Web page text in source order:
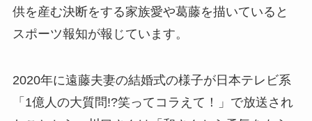
供を産む決断をする家族愛や葛藤を描いていると
スポーツ報知が報じています。
2020年に遠藤夫妻の結婚式の様子が日本テレビ系
「1億人の大質問!?笑ってコラえて！」で放送され